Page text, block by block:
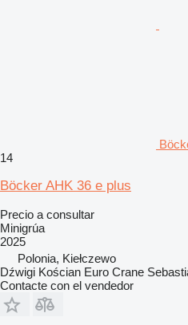
14
Böcker AHK 36 e plus
Precio a consultar
Minigrúa
2025
Polonia, Kiełczewo
Dźwigi Kościan Euro Crane
Contacte con el vendedor